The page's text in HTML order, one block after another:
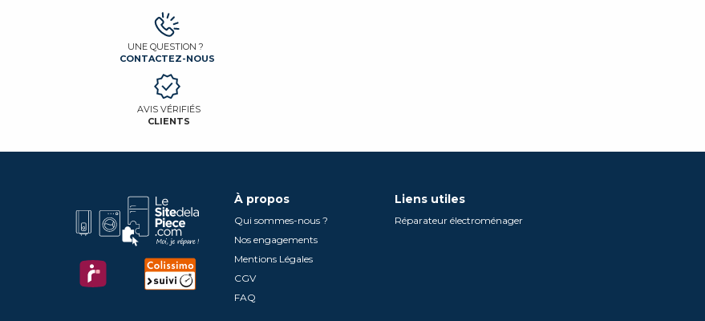
UNE QUESTION ?
CONTACTEZ-NOUS
AVIS VÉRIFIÉS
CLIENTS
À propos
Qui sommes-nous ?
Nos engagements
Mentions Légales
CGV
FAQ
Liens utiles
Réparateur électroménager